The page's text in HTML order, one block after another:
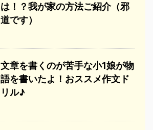
は！？我が家の方法ご紹介（邪
道です）
文章を書くのが苦手な小1娘が物
語を書いたよ！おススメ作文ド
リル♪